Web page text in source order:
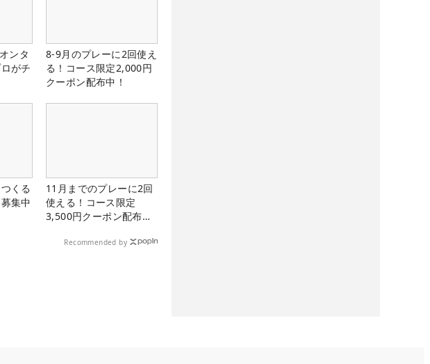
ンタ
がチ
8-9月のプレーに2回使え
る！コース限定2,000円
クーポン配布中！
くる
集中
11月までのプレーに2回
使える！コース限定
3,500円クーポン配布
Recommended by